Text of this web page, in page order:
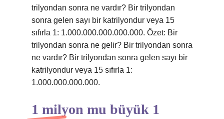
trilyondan sonra ne vardır? Bir trilyondan
sonra gelen sayı bir katrilyondur veya 15
sıfırla 1: 1.000.000.000.000.000. Özet: Bir
trilyondan sonra ne gelir? Bir trilyondan sonra
ne vardır? Bir trilyondan sonra gelen sayı bir
katrilyondur veya 15 sıfırla 1:
1.000.000.000.000.
1 milyon mu büyük 1